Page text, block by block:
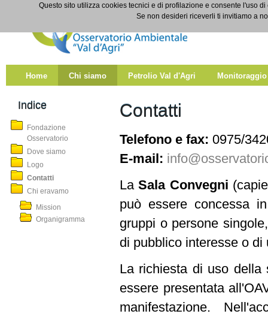
Salta al contenuto
Contatti
Home Chi siamo Petrolio Val d'Agri Monitoraggio
Indice
Fondazione
Osservatorio
Dove siamo
Logo
Contatti
Chi eravamo
Mission
Organigramma
Contatti
Telefono e fax: 0975/
E-mail:
LaSala Convegni
può essere concessa
gruppi o persone
di pubblico interesse o di
La richiesta di uso della
essere presentata
manifestazione.
Questo sito utilizza cookies tecnici e di profilazione e consente l'uso
Se non desideri riceverli ti invitiamo a